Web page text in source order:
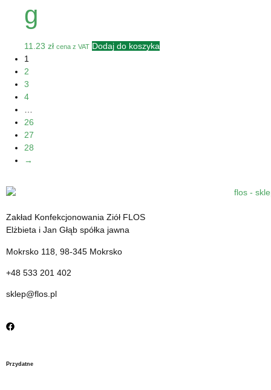
g
11.23 zł cena z VAT Dodaj do koszyka
1
2
3
4
…
26
27
28
→
Zakład Konfekcjonowania Ziół FLOS
Elżbieta i Jan Głąb spółka jawna
Mokrsko 118, 98-345 Mokrsko
+48 533 201 402
sklep@flos.pl
Przydatne